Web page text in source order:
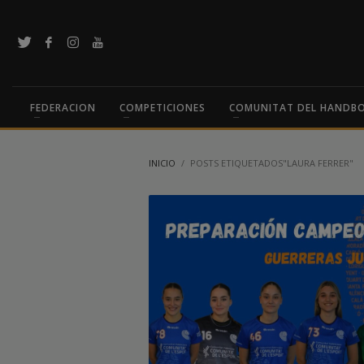
FEDERACION COMPETICIONES COMUNITAT DEL
INICIO POSTS ETIQUETADOS"LAURA FERRER"